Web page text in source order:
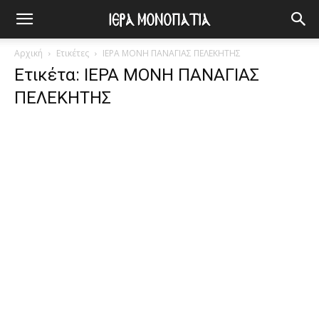
Αρχική Ετικέτες ΙΕΡΑ ΜΟΝΗ ΠΑΝΑΓΙΑΣ ΠΕΛΕΚΗΤΗΣ
Ετικέτα: ΙΕΡΑ ΜΟΝΗ ΠΑΝΑΓΙΑΣ
ΠΕΛΕΚΗΤΗΣ